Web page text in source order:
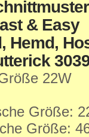
& Easy
Hemd,
22W
Größe:
Größe: